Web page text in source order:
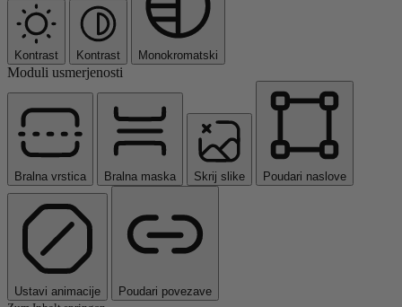
Kontrast Kontrast Monokromatski
Moduli usmerjenosti
Bralna vrstica Bralna maska Skrij slike Poudari naslove
Ustavi animacije
Poudari povezave